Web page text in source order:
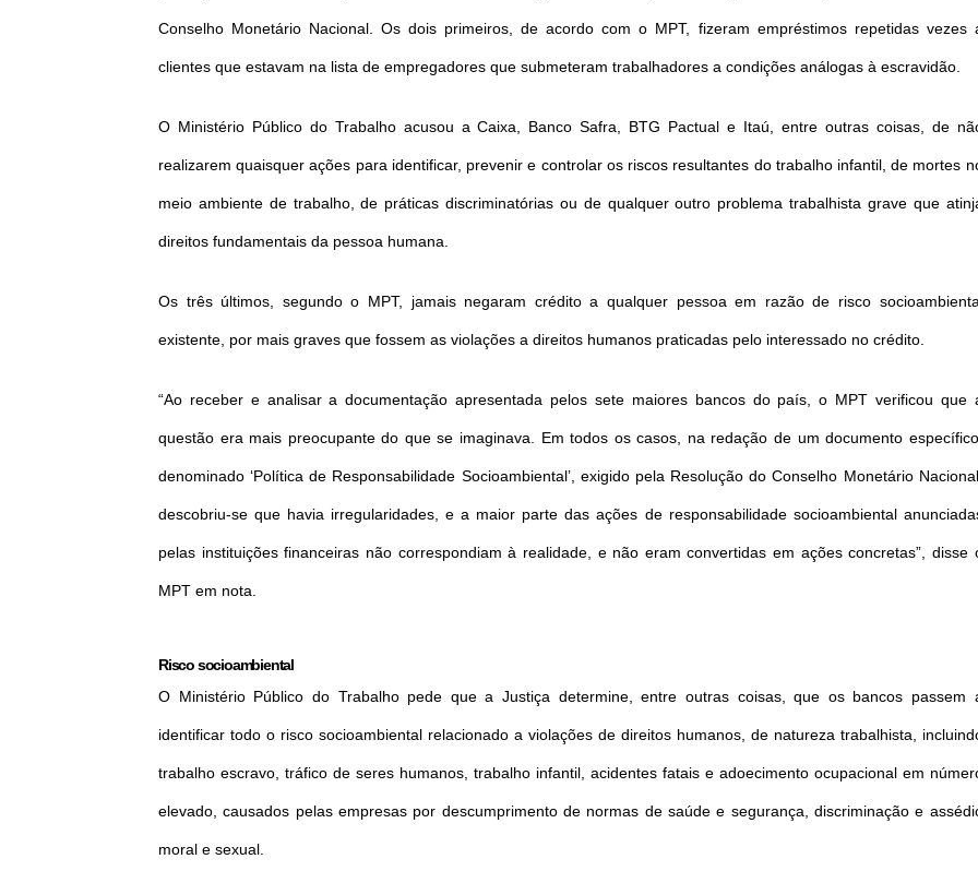
Conselho Monetário Nacional. Os dois primeiros, de acordo com o MPT, fizeram empréstimos repetidas vezes
clientes que estavam na lista de empregadores que submeteram trabalhadores a condições análogas à escravidão.
O Ministério Público do Trabalho acusou a Caixa, Banco Safra, BTG Pactual e Itaú, entre outras coisas, de
realizarem quaisquer ações para identificar, prevenir e controlar os riscos resultantes do trabalho infantil, de mortes
meio ambiente de trabalho, de práticas discriminatórias ou de qualquer outro problema trabalhista grave que
direitos fundamentais da pessoa humana.
Os três últimos, segundo o MPT, jamais negaram crédito a qualquer pessoa em razão de risco
existente, por mais graves que fossem as violações a direitos humanos praticadas pelo interessado no crédito.
“Ao receber e analisar a documentação apresentada pelos sete maiores bancos do país, o MPT verificou que
questão era mais preocupante do que se imaginava. Em todos os casos, na redação de um documento específico,
denominado ‘Política de Responsabilidade Socioambiental’, exigido pela Resolução do Conselho Monetário Nacional,
descobriu-se que havia irregularidades, e a maior parte das ações de responsabilidade socioambiental
pelas instituições financeiras não correspondiam à realidade, e não eram convertidas em ações concretas”, disse
MPT em nota.
Risco socioambiental
O Ministério Público do Trabalho pede que a Justiça determine, entre outras coisas, que os bancos passem
identificar todo o risco socioambiental relacionado a violações de direitos humanos, de natureza trabalhista,
trabalho escravo, tráfico de seres humanos, trabalho infantil, acidentes fatais e adoecimento ocupacional em
elevado, causados pelas empresas por descumprimento de normas de saúde e segurança, discriminação e
moral e sexual.